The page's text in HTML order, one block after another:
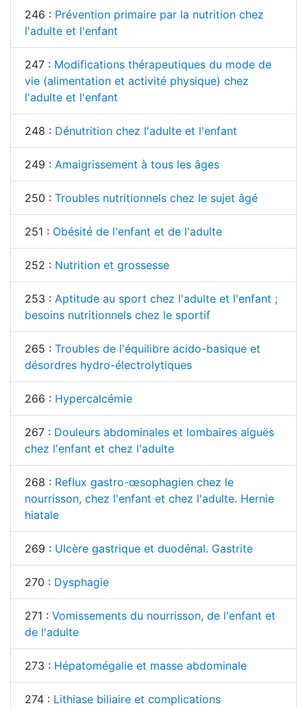
246 : Prévention primaire par la nutrition chez
l'adulte et l'enfant
247 : Modifications thérapeutiques du mode de
vie (alimentation et activité physique) chez
l'adulte et l'enfant
248 : Dénutrition chez l'adulte et l'enfant
249 : Amaigrissement à tous les âges
250 : Troubles nutritionnels chez le sujet âgé
251 : Obésité de l'enfant et de l'adulte
252 : Nutrition et grossesse
253 : Aptitude au sport chez l'adulte et l'enfant ;
besoins nutritionnels chez le sportif
265 : Troubles de l'équilibre acido-basique et
désordres hydro-électrolytiques
266 : Hypercalcémie
267 : Douleurs abdominales et lombaires aiguës
chez l'enfant et chez l'adulte
268 : Reflux gastro-œsophagien chez le
nourrisson, chez l'enfant et chez l'adulte. Hernie
hiatale
269 : Ulcère gastrique et duodénal. Gastrite
270 : Dysphagie
271 : Vomissements du nourrisson, de l'enfant et
de l'adulte
273 : Hépatomégalie et masse abdominale
274 : Lithiase biliaire et complications